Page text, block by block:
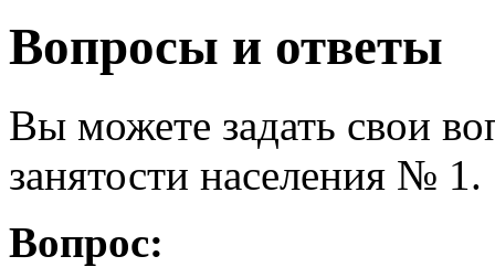
Вопросы и ответы
Вы можете задать свои
занятости населения № 1.
Вопрос: